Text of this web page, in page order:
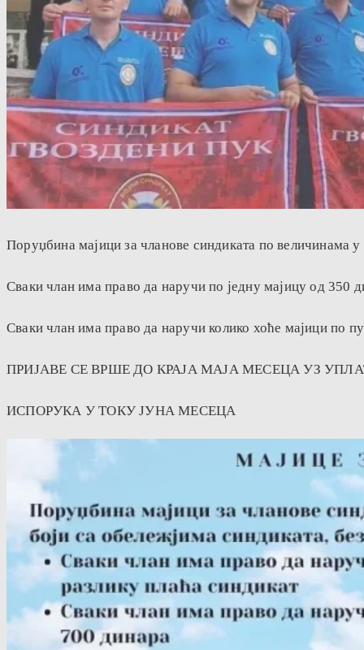
Поруџбина мајици за чланове синдиката по величинама у
Сваки члан има право да наручи по једну мајицу од 350
Сваки члан има право да наручи колико хоће мајици по
ПРИЈАВЕ СЕ ВРШЕ ДО КРАЈА МАЈА МЕСЕЦА УЗ
ИСПОРУКА У ТОКУ ЈУНА МЕСЕЦА